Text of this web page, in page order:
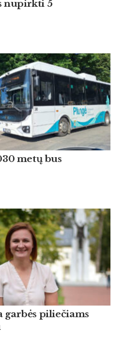
nupirkti 5
metų bus
garbės piliečiams